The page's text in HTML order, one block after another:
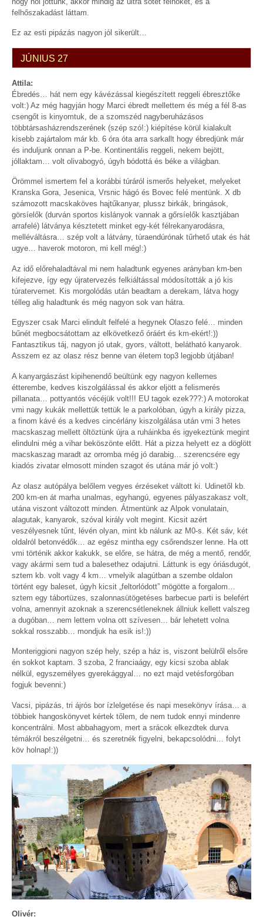
felhőszakadást láttam.
Ez az esti pipázás nagyon jól sikerült…
JÚNIUS 27
Attila:
Ébredés… hát nem egy kávézással kiegészített reggeli ébresztőke
volt:) Az még hagyján hogy Marci ébredt mellettem és még a fél 8-as
csengőt is kinyomtuk, de a szomszéd nagyberuházásos
többtársasházrendszerének (szép szó!:) kiépítése körül kialakult
kisebb zajártalom már kb. 6 óra óta arra sarkallt hogy ébredjünk már
és induljunk onnan a P-be. Kontinentális reggeli, nekem bejött,
jóllaktam… volt olivabogyó, úgyh bódottá és béke a világban.
Örömmel ismertem fel a korábbi túráról ismerős helyeket, melyeket
Kranska Gora, Jesenica, Vrsnic hágó és Bovec felé mentünk. X db
számozott macskaköves hajtűkanyar, plussz birkák, bringások,
görsíelők (durván sportos kislányok vannak a gőrsíelők kasztjában
arrafelé) látványa késztetett minket egy-két félrekanyarodásra,
melléváltásra… szép volt a látvány, túraendúrónak tűrhető utak és hát
ugye… haverok motoron, mi kell még!:)
Az idő előrehaladtával mi nem haladtunk egyenes arányban km-ben
kifejezve, így egy újratervezés felkiáltással módosították a jó kis
túratervemet. Kis morgolódás után beadtam a derekam, látva hogy
télleg alig haladtunk és még nagyon sok van hátra.
Egyszer csak Marci elindult felfelé a hegynek Olaszo felé… minden
bűnét megbocsátottam az elkövetkező óráért és km-ekért!:))
Fantasztikus táj, nagyon jó utak, gyors, váltott, belátható kanyarok.
Asszem ez az olasz rész benne van életem top3 legjobb útjában!
A kanyargászást kipihenendő beültünk egy nagyon kellemes
étterembe, kedves kiszolgálással és akkor eljött a felismerés
pillanata… pottyantós vécéjük volt!!! EU tagok ezek???:) A motorokat
vmi nagy kukák mellettük tettük le a parkolóban, úgyh a király pizza,
a finom kávé és a kedves cincérlány kiszolgálása után vmi 3 hetes
macskaszag mellett öltöztünk újra a ruháinkba és igyekeztünk megint
elindulni még a vihar beköszönte előtt. Hát a pizza helyett ez a döglött
macskaszag maradt az orromba még jó darabig… szerencsére egy
kiadós zivatar elmosott minden szagot és utána már jó volt:)
Az olasz autópálya belőlem vegyes érzéseket váltott ki. Udinetől kb.
200 km-en át marha unalmas, egyhangú, egyenes pályaszakasz volt,
utána viszont változott minden. Átmentünk az Alpok vonulatain,
alagutak, kanyarok, szóval király volt megint. Kicsit azért
veszélyesnek tűnt, lévén olyan, mint kb nálunk az M0-s. Két sáv, két
oldalról betonvédők… az egész mintha egy csőrendszer lenne. Ha ott
vmi történik akkor kakukk, se előre, se hátra, de még a mentő, rendőr,
vagy akármi sem tud a balesethez odajutni. Láttunk is egy óriásdugót,
sztem kb. volt vagy 4 km… vmelyik alagútban a szembe oldalon
történt egy baleset, úgyh kicsit „feltorlódott” mögötte a forgalom…
sztem egy tábortüzes, szalonnasütögetéses barbecue parti is belefért
volna, amennyit azoknak a szerencsétleneknek állniuk kellett valszeg
a dugóban… nem lettem volna ott szívesen… bár lehetett volna
sokkal rosszabb… mondjuk ha esik is!:))
Monteriggioni nagyon szép hely, szép a ház is, viszont belülről elsőre
én sokkot kaptam. 3 szoba, 2 franciaágy, egy kicsi szoba ablak
nélkül, egyszemélyes gyerekággyal… no ezt majd vetésforgóban
fogjuk bevenni:)
Vacsi, pipázás, tri ájrós bor ízlelgetése és napi mesekönyv írása… a
többiek hangoskönyvet kértek tőlem, de nem tudok ennyi mindenre
koncentrálni. Most abbahagyom, mert a srácok elkezdtek durva
témákról beszélgetni… és szeretnék figyelni, bekapcsolódni… folyt
köv holnap!:))
Olivér: